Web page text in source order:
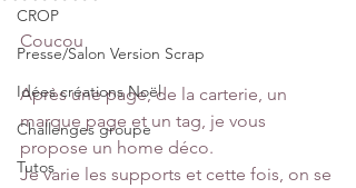
CROP
Presse/Salon Version Scrap
Idées créations Noël
Challenges groupe
Tutos
Coucou
Après une page, de la carterie, un
marque page et un tag, je vous
propose un home déco.
Je varie les supports et cette fois, on se